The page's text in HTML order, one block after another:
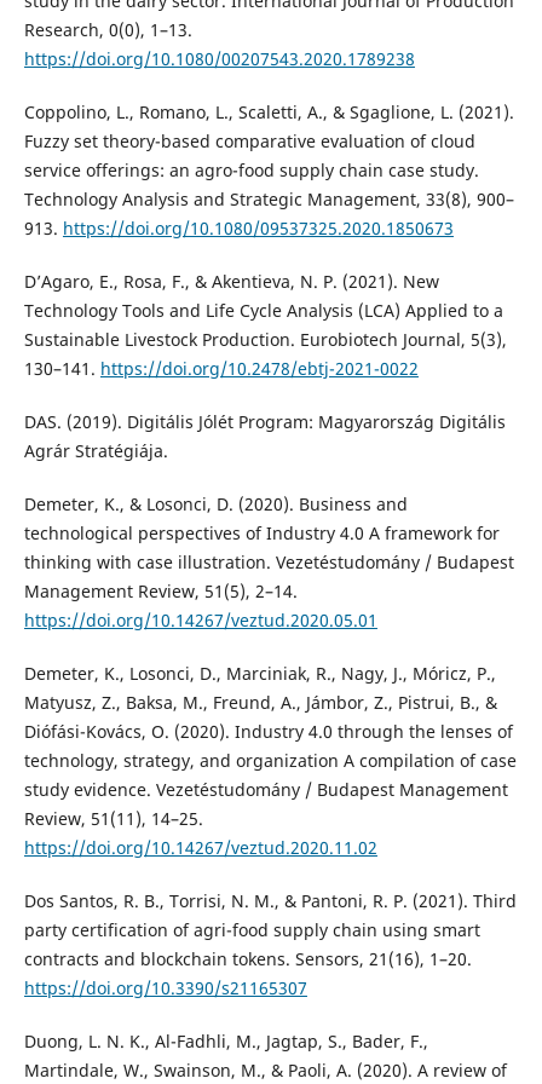
Research, 0(0), 1–13.
https://doi.org/10.1080/00207543.2020.1789238
Coppolino, L., Romano, L., Scaletti, A., & Sgaglione, L. (2021).
Fuzzy set theory-based comparative evaluation of cloud
service offerings: an agro-food supply chain case study.
Technology Analysis and Strategic Management, 33(8), 900–
913. https://doi.org/10.1080/09537325.2020.1850673
D’Agaro, E., Rosa, F., & Akentieva, N. P. (2021). New
Technology Tools and Life Cycle Analysis (LCA) Applied to a
Sustainable Livestock Production. Eurobiotech Journal, 5(3),
130–141. https://doi.org/10.2478/ebtj-2021-0022
DAS. (2019). Digitális Jólét Program: Magyarország Digitális
Agrár Stratégiája.
Demeter, K., & Losonci, D. (2020). Business and
technological perspectives of Industry 4.0 A framework for
thinking with case illustration. Vezetéstudomány / Budapest
Management Review, 51(5), 2–14.
https://doi.org/10.14267/veztud.2020.05.01
Demeter, K., Losonci, D., Marciniak, R., Nagy, J., Móricz, P.,
Matyusz, Z., Baksa, M., Freund, A., Jámbor, Z., Pistrui, B., &
Diófási-Kovács, O. (2020). Industry 4.0 through the lenses of
technology, strategy, and organization A compilation of case
study evidence. Vezetéstudomány / Budapest Management
Review, 51(11), 14–25.
https://doi.org/10.14267/veztud.2020.11.02
Dos Santos, R. B., Torrisi, N. M., & Pantoni, R. P. (2021). Third
party certification of agri-food supply chain using smart
contracts and blockchain tokens. Sensors, 21(16), 1–20.
https://doi.org/10.3390/s21165307
Duong, L. N. K., Al-Fadhli, M., Jagtap, S., Bader, F.,
Martindale, W., Swainson, M., & Paoli, A. (2020). A review of